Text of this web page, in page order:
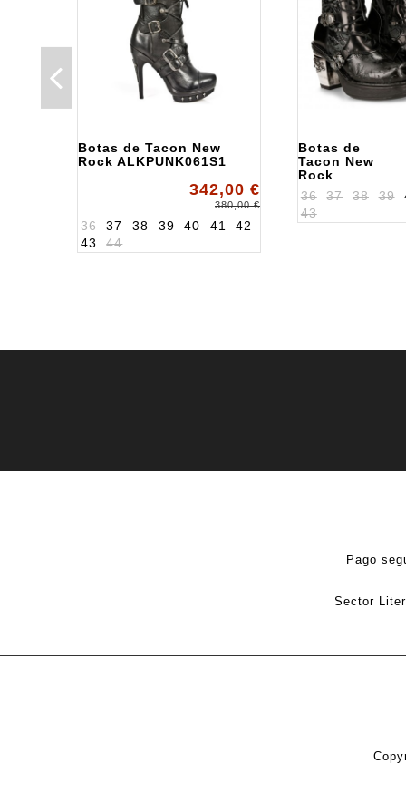
Botas de Tacon New
Rock ALKPUNK061S1
342,00 €
380,00 €
36 37 38 39 40 41
42
43
44
Botas de
Tacon New
Rock
ALK8366S1
36 37 38 39
43
Pago
Sector